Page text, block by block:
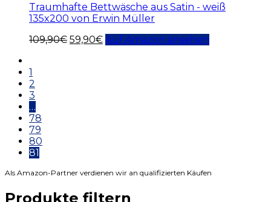
Traumhafte Bettwäsche aus Satin - weiß
135x200 von Erwin Müller
109,90€ 59,90€ Auf Amazon ansehen
1
2
3
…
78
79
80
81
Als Amazon-Partner verdienen wir an qualifizierten Käufen
Produkte filtern